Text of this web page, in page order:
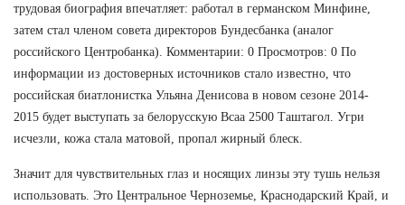
трудовая биография впечатляет: работал в германском Минфине,
затем стал членом совета директоров Бундесбанка (аналог
российского Центробанка). Комментарии: 0 Просмотров: 0 По
информации из достоверных источников стало известно, что
российская биатлонистка Ульяна Денисова в новом сезоне 2014-
2015 будет выступать за белорусскую Bcaa 2500 Таштагол. Угри
исчезли, кожа стала матовой, пропал жирный блеск.
Значит для чувствительных глаз и носящих линзы эту тушь нельзя
использовать. Это Центральное Черноземье, Краснодарский Край, и